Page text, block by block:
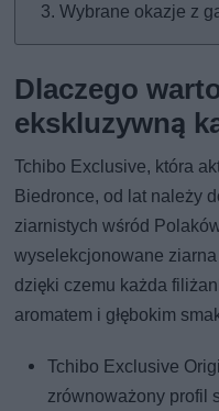
Wybrane okazje z
Dlaczego
ekskluzywną
Tchibo Exclusive, która
Biedronce, od lat należy
ziarnistych wśród
wyselekcjonowane
dzięki czemu każda
aromatem i głębokim
Tchibo Exclusive
zrównoważony profil